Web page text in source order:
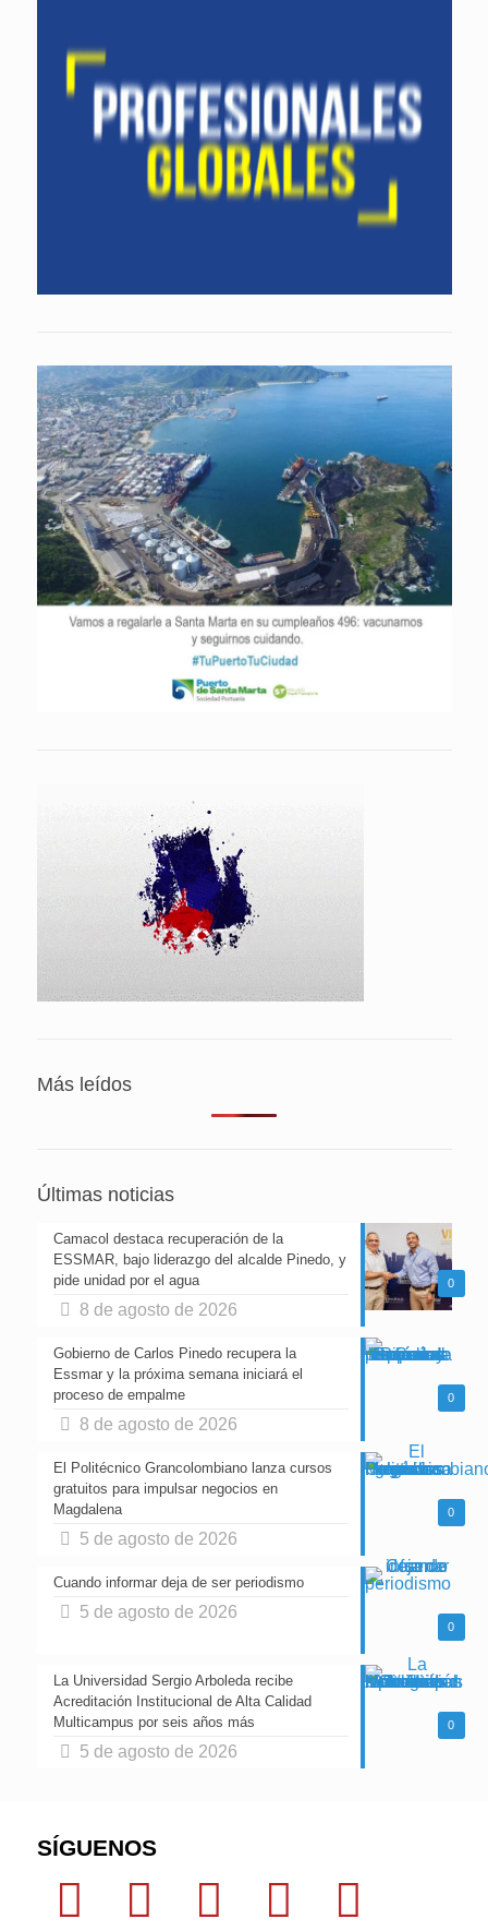
Más leídos
Últimas noticias
0
Camacol destaca recuperación de la
ESSMAR, bajo liderazgo del alcalde Pinedo, y
pide unidad por el agua
8 de agosto de 2026
0
Gobierno de Carlos Pinedo recupera la
Essmar y la próxima semana iniciará el
proceso de empalme
8 de agosto de 2026
0
El Politécnico Grancolombiano lanza cursos
gratuitos para impulsar negocios en
Magdalena
5 de agosto de 2026
0
Cuando informar deja de ser periodismo
5 de agosto de 2026
0
La Universidad Sergio Arboleda recibe
Acreditación Institucional de Alta Calidad
Multicampus por seis años más
5 de agosto de 2026
SÍGUENOS